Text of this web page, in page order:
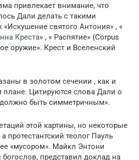
привлекает внимание, что
Дали делать с такими
святого Антония» , «
Креста» , « Распятие» (Corpus
оружие». Крест и Вселенский
в золотом сечении , как и
плане. Цитируются слова Дали о
быть симметричным».
этой картины, но некоторые
протестантский теолог Пауль
«мусором». Майкл Энтони
представил доклад на